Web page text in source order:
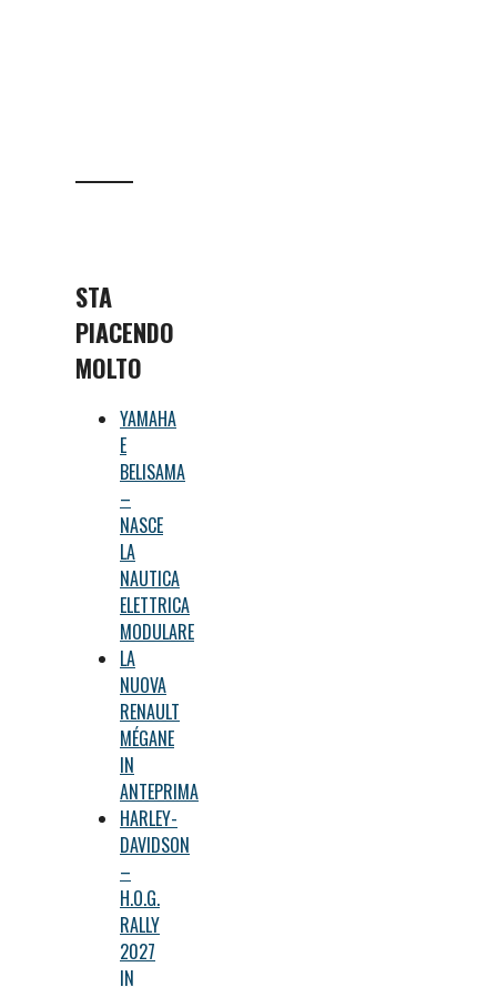
STA
PIACENDO
MOLTO
YAMAHA
E
BELISAMA
–
NASCE
LA
NAUTICA
ELETTRICA
MODULARE
LA
NUOVA
RENAULT
MÉGANE
IN
ANTEPRIMA
HARLEY-
DAVIDSON
–
H.O.G.
RALLY
2027
IN